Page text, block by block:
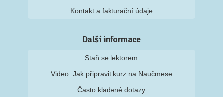
Kontakt a fakturační údaje
Další informace
Staň se lektorem
Video: Jak připravit kurz na Naučmese
Často kladené dotazy